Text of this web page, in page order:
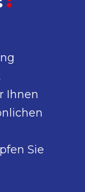
Ihnen
Sie